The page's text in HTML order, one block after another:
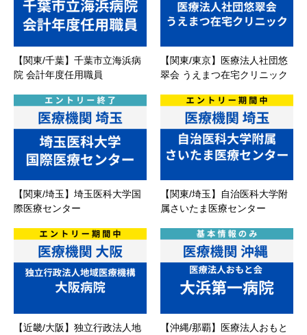
【関東/千葉】千葉市立海浜病
院 会計年度任用職員
【関東/東京】医療法人社団悠
翠会 うえまつ在宅クリニック
【関東/埼玉】埼玉医科大学国
際医療センター
【関東/埼玉】自治医科大学附
属さいたま医療センター
【近畿/大阪】独立行政法人地
【沖縄/那覇】医療法人おもと